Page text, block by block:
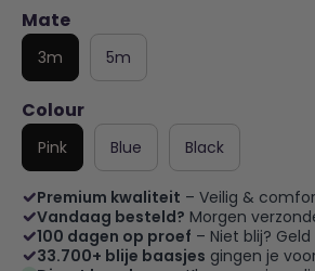
Mate
3m 5m
Colour
Pink Blue Black
Premium kwaliteit – Veilig &
Vandaag besteld? Morgen
100 dagen op proef – Niet blij?
33.700+ blije baasjes gingen je